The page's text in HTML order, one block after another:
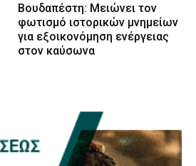
Βουδαπέστη: Μειώνει τον
φωτισμό ιστορικών μνημείων
για εξοικονόμηση ενέργειας
στον καύσωνα